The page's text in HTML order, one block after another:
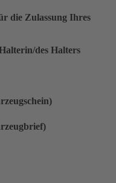
die Zulassung Ihres
des Halters